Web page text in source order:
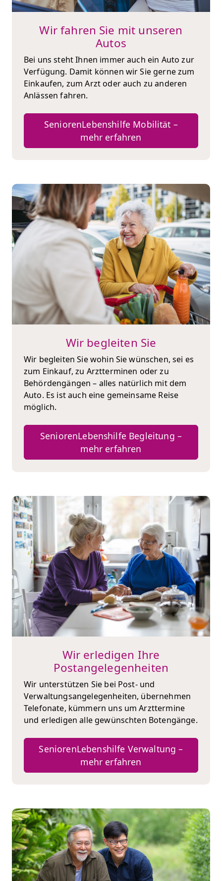
Wir fahren Sie mit unseren
Autos
Bei uns steht Ihnen immer auch ein Auto zur
Verfügung. Damit können wir Sie gerne zum
Einkaufen, zum Arzt oder auch zu anderen
Anlässen fahren.
SeniorenLebenshilfe Mobilität –
mehr erfahren
Wir begleiten Sie
Wir begleiten Sie wohin Sie wünschen, sei es
zum Einkauf, zu Arztterminen oder zu
Behördengängen – alles natürlich mit dem
Auto. Es ist auch eine gemeinsame Reise
möglich.
SeniorenLebenshilfe Begleitung –
mehr erfahren
Wir erledigen Ihre
Postangelegenheiten
Wir unterstützen Sie bei Post- und
Verwaltungsangelegenheiten, übernehmen
Telefonate, kümmern uns um Arzttermine
und erledigen alle gewünschten Botengänge.
SeniorenLebenshilfe Verwaltung –
mehr erfahren